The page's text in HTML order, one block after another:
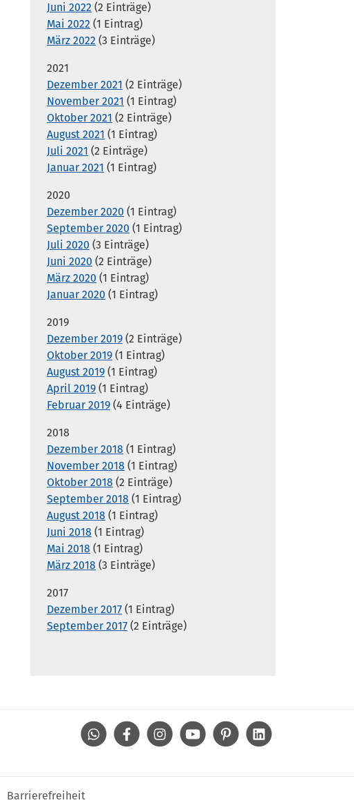
Juni 2022 (2 Einträge)
Mai 2022 (1 Eintrag)
März 2022 (3 Einträge)
2021
Dezember 2021 (2 Einträge)
November 2021 (1 Eintrag)
Oktober 2021 (2 Einträge)
August 2021 (1 Eintrag)
Juli 2021 (2 Einträge)
Januar 2021 (1 Eintrag)
2020
Dezember 2020 (1 Eintrag)
September 2020 (1 Eintrag)
Juli 2020 (3 Einträge)
Juni 2020 (2 Einträge)
März 2020 (1 Eintrag)
Januar 2020 (1 Eintrag)
2019
Dezember 2019 (2 Einträge)
Oktober 2019 (1 Eintrag)
August 2019 (1 Eintrag)
April 2019 (1 Eintrag)
Februar 2019 (4 Einträge)
2018
Dezember 2018 (1 Eintrag)
November 2018 (1 Eintrag)
Oktober 2018 (2 Einträge)
September 2018 (1 Eintrag)
August 2018 (1 Eintrag)
Juni 2018 (1 Eintrag)
Mai 2018 (1 Eintrag)
März 2018 (3 Einträge)
2017
Dezember 2017 (1 Eintrag)
September 2017 (2 Einträge)
WhatsAppFacebookInstagramYoutube Pinterest
Barrierefreiheit